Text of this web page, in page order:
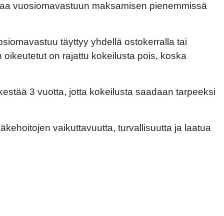
vuosiomavastuun maksamisen pienemmissä
täyttyy yhdellä ostokerralla tai
on rajattu kokeilusta pois, koska
3 vuotta, jotta kokeilusta saadaan tarpeeksi
vaikuttavuutta, turvallisuutta ja laatua